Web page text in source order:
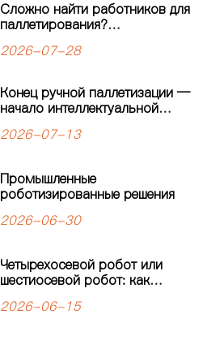
Сложно найти работников для
паллетирования?
паллетайзер KEWEI
работу производственной
линии
2026-07-28
Конец ручной паллетизации —
начало интеллектуальной
робот-паллетайзер
новую главу в автоматизации
паллетизации
2026-07-13
Промышленные
роботизированные решения
2026-06-30
Четырехосевой робот или
шестиосевой робот: как
для автоматизации
2026-06-15